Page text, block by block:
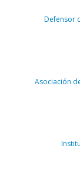
Defensor
Asociación